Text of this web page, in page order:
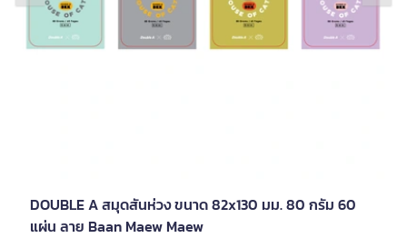
Previous slide
DOUBLE A สมุดสันห่วง ขนาด 82x130 มม. 80 กรัม 60
แผ่น ลาย Baan Maew Maew